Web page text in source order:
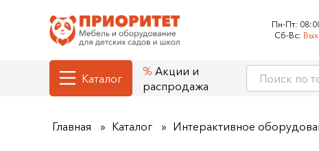
Пн-Пт:
Сб-Вс:
Каталог
Акции и
распродажа
Главная Каталог Интерактивное